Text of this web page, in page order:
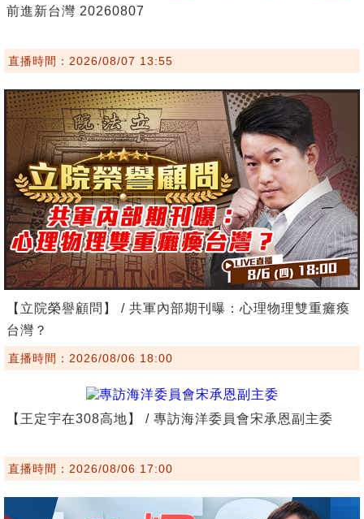
前進新台灣 20260807
直播時間：2026/08/07 13:55
【立院榮譽顧問】 / 共軍內部期刊曝：心理物理雙重癱瘓
台灣？
直播時間：2026/08/06 18:00
【王定宇在308高地】 / 專訪海洋委員會宋承恩副主委
直播時間：2026/08/06 17:00